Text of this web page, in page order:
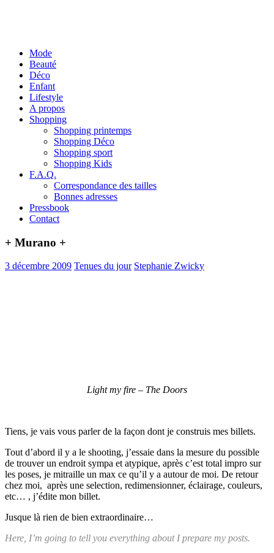
Mode
Beauté
Déco
Enfant
Lifestyle
A propos
Shopping
Shopping printemps
Shopping Déco
Shopping sport
Shopping Kids
F.A.Q.
Correspondance des tailles
Bonnes adresses
Pressbook
Contact
+ Murano +
3 décembre 2009 Tenues du jour Stephanie Zwicky
Light my fire – The Doors
Tiens, je vais vous parler de la façon dont je construis mes billets.
Tout d’abord il y a le shooting, j’essaie dans la mesure du possible
de trouver un endroit sympa et atypique, après c’est total impro sur
les poses, je mitraille un max ce qu’il y a autour de moi. De retour
chez moi, après une selection, redimensionner, éclairage, couleurs,
etc… , j’édite mon billet.
Jusque là rien de bien extraordinaire…
Here, I’m going to tell you everything about I prepare my posts.